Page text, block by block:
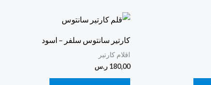
كارتير سانتوس سلفر – اسود
اقلام كارتير
180,00 ر.س